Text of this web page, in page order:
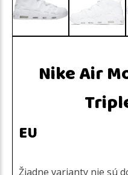
Nike Air
EU
Žiadne varianty nie sú